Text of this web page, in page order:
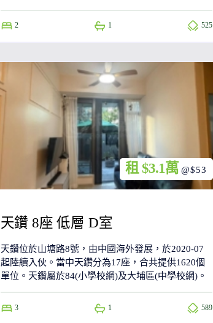
2 1 525
天鑽 8座 低層 D室
天鑽位於山塘路8號，由中國海外發展，於2020-07
起陸續入伙。當中天鑽分為17座，合共提供1620個
單位。天鑽屬於84(小學校網)及大埔區(中學校網)。
3 1 589
租 $3.1萬 @$53